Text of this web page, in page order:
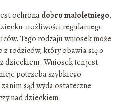
ochronadobro małoletniego,
możliwości regularnego
Tego rodzaju wniosek może
z rodziców, który obawia się o
dzieckiem. Wniosek ten jest
potrzeba szybkiego
sąd wyda ostateczne
nad dzieckiem.